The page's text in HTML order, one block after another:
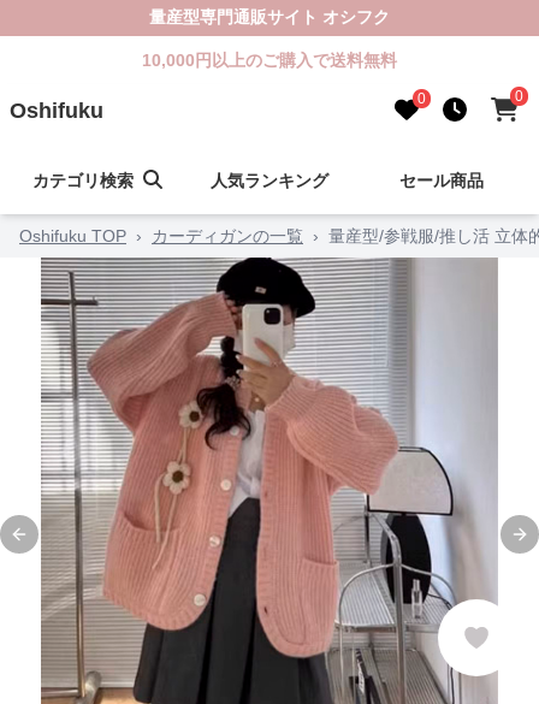
量産型専門通販サイト オシフク
10,000円以上のご購入で送料無料
Oshifuku 0 0
カテゴリ検索 人気ランキング セール商品
Oshifuku TOP › カーディガンの一覧 › 量産型/参戦服/推し活 立体
Previous slide